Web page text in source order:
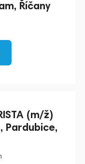
Říčany
(m/ž)
Pardubice,